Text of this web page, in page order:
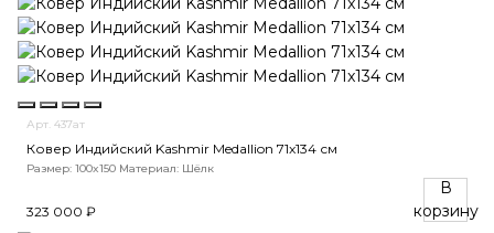
Арт. 437ат
Ковер Индийский Kashmir Medallion 71x134 см
Размер: 100x150 Материал: Шёлк
323 000 ₽
В
корзину